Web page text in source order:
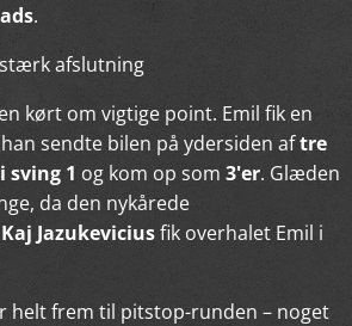
.
afslutning
kørt om vigtige point. Emil fik en
sendte bilen på ydersiden aftre
1 og kom op som 3'er. Glæden
da den nykårede
Jazukeviciusfik overhalet Emil i
helt frem til pitstop-runden – noget